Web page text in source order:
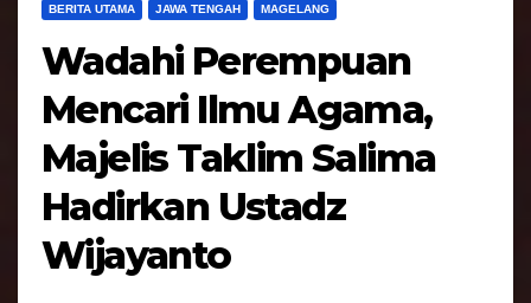
BERITA UTAMA JAWA TENGAH MAGELANG
Wadahi Perempuan
Mencari Ilmu Agama,
Majelis Taklim Salima
Hadirkan Ustadz
Wijayanto